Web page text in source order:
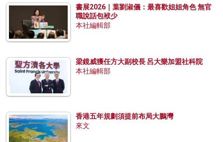
書展2026｜葉劉淑儀：最喜歡姐姐角色 無官
職說話包袱少
本社編輯部
梁鏡威獲任方大副校長 呂大樂加盟社科院
本社編輯部
香港五年規劃須提前布局大鵬灣
來文